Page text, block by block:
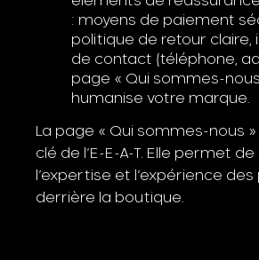
: moyens de paiement
politique de retour claire,
de contact (téléphone,
page « Qui sommes-
humanise votre marque.
La page « Qui sommes-nous
clé de l’E-E-A-T. Elle permet
l’expertise et l’expérience
derrière la boutique.